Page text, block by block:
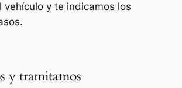
vehículo y te indicamos los
y tramitamos